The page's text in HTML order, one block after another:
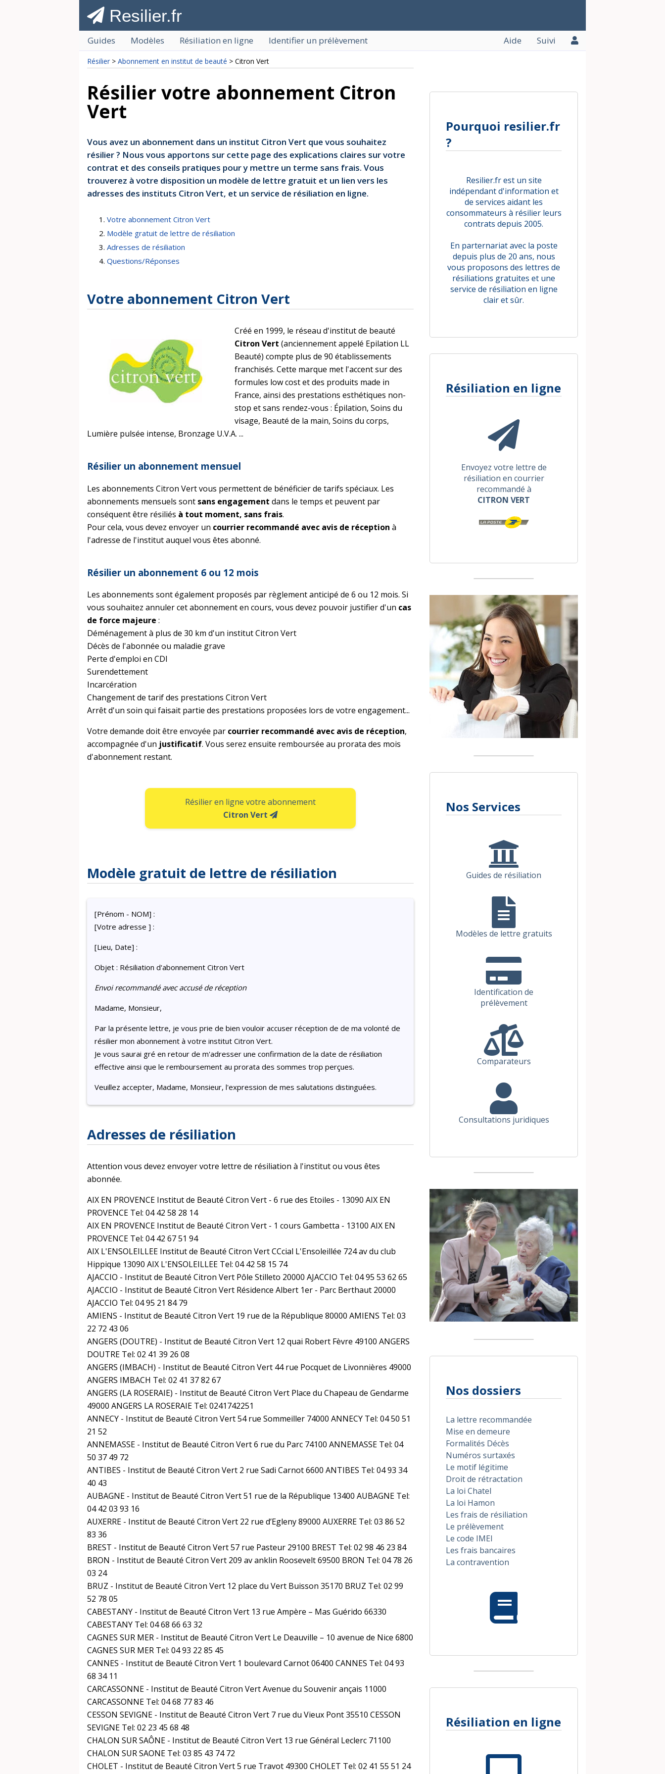
Resilier.fr
Guides Modèles Résiliation en ligne Identifier un prélèvement Suivi
Aide
Résilier > Abonnement en institut de beauté > Citron Vert
Résilier votre abonnement Citron
Vert
Vous avez un abonnement dans un institut Citron Vert que vous souhaitez
résilier ? Nous vous apportons sur cette page des explications claires sur votre
contrat et des conseils pratiques pour y mettre un terme sans frais. Vous
trouverez à votre disposition un modèle de lettre gratuit et un lien vers les
adresses des instituts Citron Vert, et un service de résiliation en ligne.
Votre abonnement Citron Vert
Modèle gratuit de lettre de résiliation
Adresses de résiliation
Questions/Réponses
Votre abonnement Citron Vert
Créé en 1999, le réseau d'institut de beauté
Citron Vert (anciennement appelé Epilation LL
Beauté) compte plus de 90 établissements
franchisés. Cette marque met l'accent sur des
formules low cost et des produits made in
France, ainsi des prestations esthétiques non-
stop et sans rendez-vous : Épilation, Soins du
visage, Beauté de la main, Soins du corps,
Lumière pulsée intense, Bronzage U.V.A. ...
Résilier un abonnement mensuel
Les abonnements Citron Vert vous permettent de bénéficier de tarifs spéciaux. Les
abonnements mensuels sont sans engagement dans le temps et peuvent par
conséquent être résiliés à tout moment, sans frais.
Pour cela, vous devez envoyer un courrier recommandé avec avis de réception à
l'adresse de l'institut auquel vous êtes abonné.
Résilier un abonnement 6 ou 12 mois
Les abonnements sont également proposés par règlement anticipé de 6 ou 12 mois. Si
vous souhaitez annuler cet abonnement en cours, vous devez pouvoir justifier d'un cas
de force majeure :
Déménagement à plus de 30 km d'un institut Citron Vert
Décès de l'abonnée ou maladie grave
Perte d'emploi en CDI
Surendettement
Incarcération
Changement de tarif des prestations Citron Vert
Arrêt d'un soin qui faisait partie des prestations proposées lors de votre engagement...
Votre demande doit être envoyée par courrier recommandé avec avis de réception,
accompagnée d'un justificatif. Vous serez ensuite remboursée au prorata des mois
d'abonnement restant.
Résilier en ligne votre abonnement
Citron Vert
Modèle gratuit de lettre de résiliation
[Prénom - NOM] :
[Votre adresse ] :
[Lieu, Date] :
Objet : Résiliation d'abonnement Citron Vert
Envoi recommandé avec accusé de réception
Madame, Monsieur,
Par la présente lettre, je vous prie de bien vouloir accuser réception de de ma volonté de
résilier mon abonnement à votre institut Citron Vert.
Je vous saurai gré en retour de m'adresser une confirmation de la date de résiliation
effective ainsi que le remboursement au prorata des sommes trop perçues.
Veuillez accepter, Madame, Monsieur, l'expression de mes salutations distinguées.
Adresses de résiliation
Attention vous devez envoyer votre lettre de résiliation à l'institut ou vous êtes
abonnée.
AIX EN PROVENCE Institut de Beauté Citron Vert - 6 rue des Etoiles - 13090 AIX EN
PROVENCE Tel: 04 42 58 28 14
AIX EN PROVENCE Institut de Beauté Citron Vert - 1 cours Gambetta - 13100 AIX EN
PROVENCE Tel: 04 42 67 51 94
AIX L'ENSOLEILLEE Institut de Beauté Citron Vert CCcial L'Ensoleillée 724 av du club
Hippique 13090 AIX L'ENSOLEILLEE Tel: 04 42 58 15 74
AJACCIO - Institut de Beauté Citron Vert Pôle Stilleto 20000 AJACCIO Tel: 04 95 53 62 65
AJACCIO - Institut de Beauté Citron Vert Résidence Albert 1er - Parc Berthaut 20000
AJACCIO Tel: 04 95 21 84 79
AMIENS - Institut de Beauté Citron Vert 19 rue de la République 80000 AMIENS Tel: 03
22 72 43 06
ANGERS (DOUTRE) - Institut de Beauté Citron Vert 12 quai Robert Fèvre 49100 ANGERS
DOUTRE Tel: 02 41 39 26 08
ANGERS (IMBACH) - Institut de Beauté Citron Vert 44 rue Pocquet de Livonnières 49000
ANGERS IMBACH Tel: 02 41 37 82 67
ANGERS (LA ROSERAIE) - Institut de Beauté Citron Vert Place du Chapeau de Gendarme
49000 ANGERS LA ROSERAIE Tel: 0241742251
ANNECY - Institut de Beauté Citron Vert 54 rue Sommeiller 74000 ANNECY Tel: 04 50 51
21 52
ANNEMASSE - Institut de Beauté Citron Vert 6 rue du Parc 74100 ANNEMASSE Tel: 04
50 37 49 72
ANTIBES - Institut de Beauté Citron Vert 2 rue Sadi Carnot 6600 ANTIBES Tel: 04 93 34
40 43
AUBAGNE - Institut de Beauté Citron Vert 51 rue de la République 13400 AUBAGNE Tel:
04 42 03 93 16
AUXERRE - Institut de Beauté Citron Vert 22 rue d’Egleny 89000 AUXERRE Tel: 03 86 52
83 36
BREST - Institut de Beauté Citron Vert 57 rue Pasteur 29100 BREST Tel: 02 98 46 23 84
BRON - Institut de Beauté Citron Vert 209 av anklin Roosevelt 69500 BRON Tel: 04 78 26
03 24
BRUZ - Institut de Beauté Citron Vert 12 place du Vert Buisson 35170 BRUZ Tel: 02 99
52 78 05
CABESTANY - Institut de Beauté Citron Vert 13 rue Ampère – Mas Guérido 66330
CABESTANY Tel: 04 68 66 63 32
CAGNES SUR MER - Institut de Beauté Citron Vert Le Deauville – 10 avenue de Nice 6800
CAGNES SUR MER Tel: 04 93 22 85 45
CANNES - Institut de Beauté Citron Vert 1 boulevard Carnot 06400 CANNES Tel: 04 93
68 34 11
CARCASSONNE - Institut de Beauté Citron Vert Avenue du Souvenir ançais 11000
CARCASSONNE Tel: 04 68 77 83 46
CESSON SEVIGNE - Institut de Beauté Citron Vert 7 rue du Vieux Pont 35510 CESSON
SEVIGNE Tel: 02 23 45 68 48
CHALON SUR SAÔNE - Institut de Beauté Citron Vert 13 rue Général Leclerc 71100
CHALON SUR SAONE Tel: 03 85 43 74 72
CHOLET - Institut de Beauté Citron Vert 5 rue Travot 49300 CHOLET Tel: 02 41 55 51 24
Pourquoi resilier.fr
?
Resilier.fr est un site
indépendant d'information et
de services aidant les
consommateurs à résilier leurs
contrats depuis 2005.
En parternariat avec la poste
depuis plus de 20 ans, nous
vous proposons des lettres de
résiliations gratuites et une
service de résiliation en ligne
clair et sûr.
Résiliation en ligne
Envoyez votre lettre de
résiliation en courrier
recommandé à
CITRON VERT
Nos Services
Guides de résiliation
Modèles de lettre gratuits
Identification de
prélèvement
Comparateurs
Consultations juridiques
Nos dossiers
La lettre recommandée
Mise en demeure
Formalités Décès
Numéros surtaxés
Le motif légitime
Droit de rétractation
La loi Chatel
La loi Hamon
Les frais de résiliation
Le prélèvement
Le code IMEI
Les frais bancaires
La contravention
Résiliation en ligne